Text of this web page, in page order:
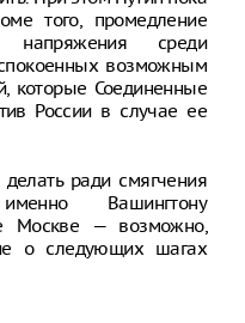
того, промедление
напряжения среди
возможным
которые Соединенные
России в случае ее
ради смягчения
Вашингтону
— возможно,
о следующих шагах